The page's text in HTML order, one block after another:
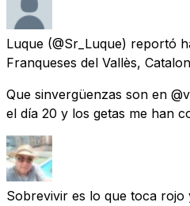
Luque (@Sr_Luque) reportó
Franqueses del Vallès,
Que sinvergüenzas son en
el día 20 y los getas me han
Sobrevivir es lo que toca